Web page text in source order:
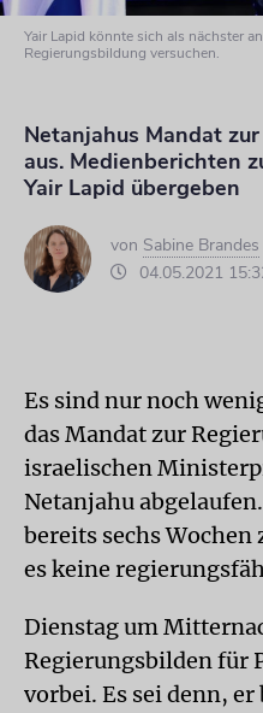
Yair Lapid könnte sich als nächster
Regierungsbildung versuchen.
Netanjahus Mandat
aus. Medienberichten
Yair Lapid übergeben
von Sabine Brandes
04.05.2021
Es sind nur noch
das Mandat zur
israelischen
Netanjahu
bereits sechs
es keine
Dienstag um
Regierungsbilden für
vorbei. Es sei denn,